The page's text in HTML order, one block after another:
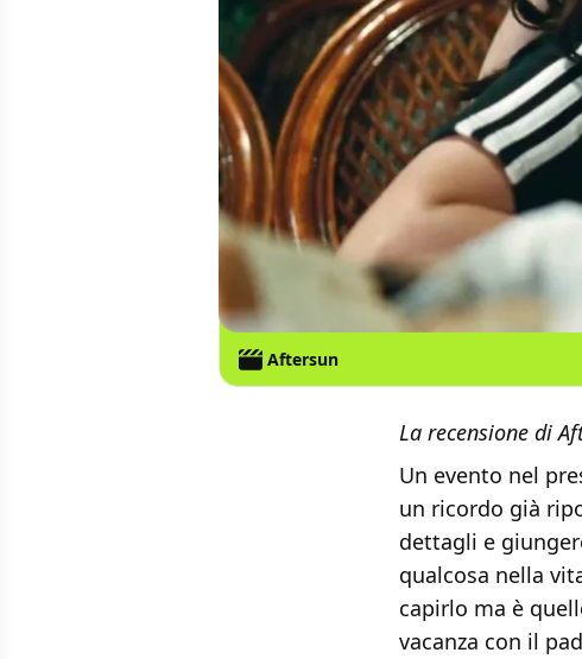
Aftersun
La recensione di
Un evento nel
un ricordo già
dettagli e
qualcosa nella
capirlo ma è
vacanza con il